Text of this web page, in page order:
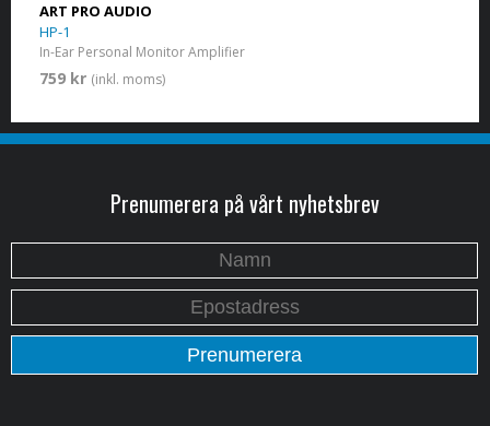
ART PRO AUDIO
HP-1
In-Ear Personal Monitor Amplifier
759 kr (inkl. moms)
Prenumerera på vårt nyhetsbrev